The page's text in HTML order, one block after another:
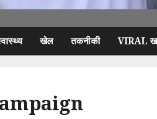
खेल तकनीकी VIRAL